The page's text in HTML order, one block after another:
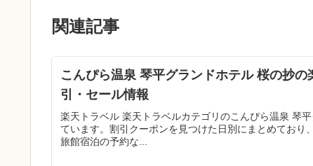
関連記事
こんぴら温泉 琴平グランドホテル 桜の抄
引・セール情報
楽天トラベル 楽天トラベルカテゴリのこんぴら温泉 琴
ています。割引クーポンを見つけた日別にまとめており
旅館宿泊の予約な...